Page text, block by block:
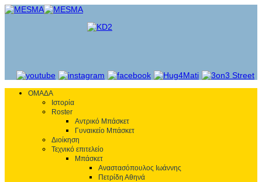
ΟΜΑΔΑ
Ιστορία
Roster
Αντρικό Μπάσκετ
Γυναικείο Μπάσκετ
Διοίκηση
Τεχνικό επιτελείο
Μπάσκετ
Αναστασόπουλος Ιωάννης
Πετρίδη Αθηνά